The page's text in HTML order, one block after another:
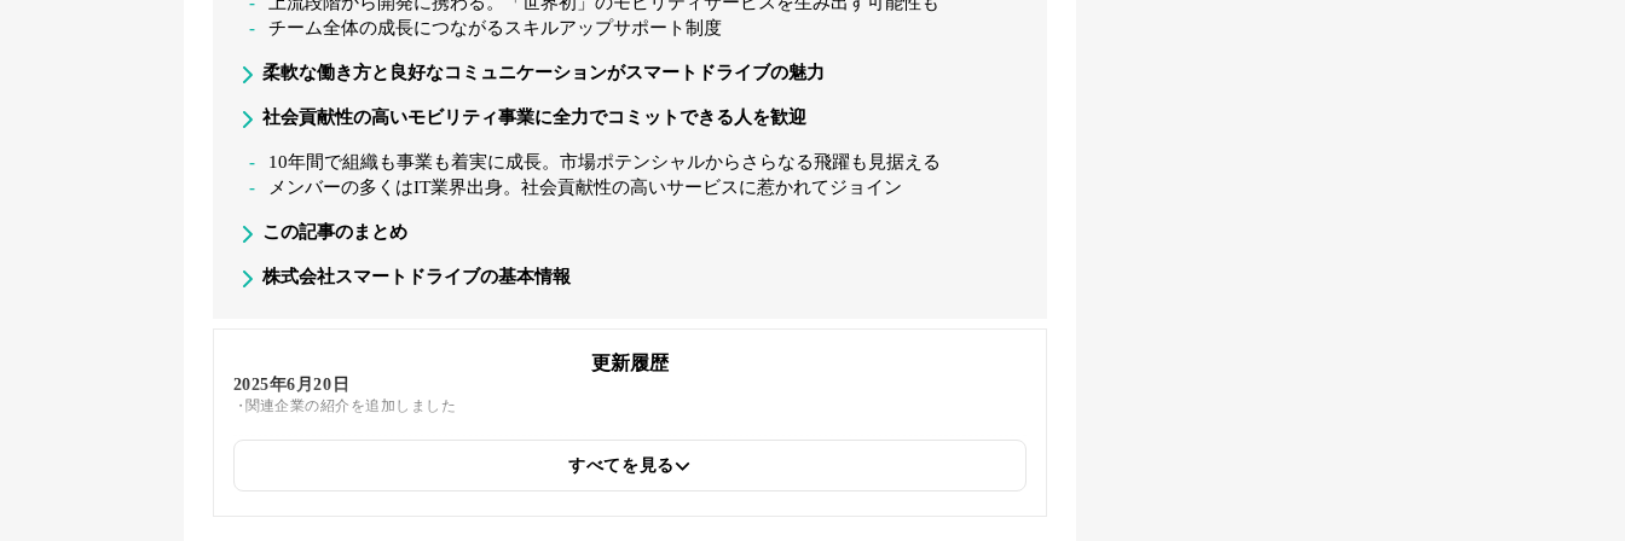
チーム全体の成長につながるスキルアップサポート制度
柔軟な働き方と良好なコミュニケーションがスマートドライブの魅力
社会貢献性の高いモビリティ事業に全力でコミットできる人を歓迎
10年間で組織も事業も着実に成長。市場ポテンシャルからさらなる飛躍も見据える
メンバーの多くはIT業界出身。社会貢献性の高いサービスに惹かれてジョイン
この記事のまとめ
株式会社スマートドライブの基本情報
更新履歴
2025年6月20日
関連企業の紹介を追加しました
筆者情報を更新しました
すべてを見る